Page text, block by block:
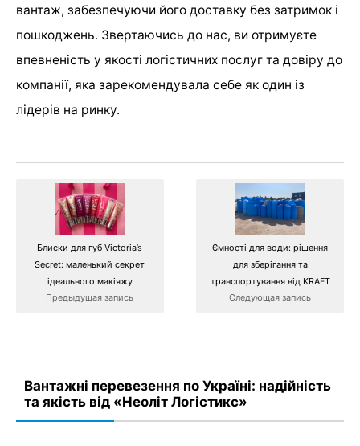
вантаж, забезпечуючи його доставку без затримок і
пошкоджень. Звертаючись до нас, ви отримуєте
впевненість у якості логістичних послуг та довіру до
компанії, яка зарекомендувала себе як один із
лідерів на ринку.
Блиски для губ Victoria’s
Secret: маленький секрет
ідеального макіяжу
Предыдущая запись
Ємності для води: рішення
для зберігання та
транспортування від KRAFT
Следующая запись
Вантажні перевезення по Україні: надійність
та якість від «Неоліт Логістикс»